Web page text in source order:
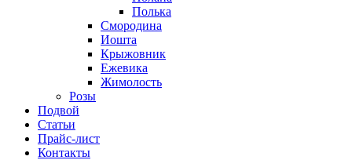
Полька
Смородина
Иошта
Крыжовник
Ежевика
Жимолость
Розы
Подвой
Статьи
Прайс-лист
Контакты